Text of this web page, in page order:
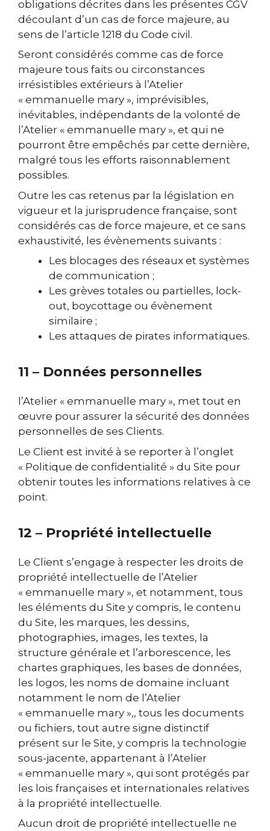
obligations décrites dans les présentes CGV
découlant d’un cas de force majeure, au
sens de l’article 1218 du Code civil.
Seront considérés comme cas de force
majeure tous faits ou circonstances
irrésistibles extérieurs à l’Atelier
« emmanuelle mary », imprévisibles,
inévitables, indépendants de la volonté de
l’Atelier « emmanuelle mary », et qui ne
pourront être empêchés par cette dernière,
malgré tous les efforts raisonnablement
possibles.
Outre les cas retenus par la législation en
vigueur et la jurisprudence française, sont
considérés cas de force majeure, et ce sans
exhaustivité, les évènements suivants :
Les blocages des réseaux et systèmes
de communication ;
Les grèves totales ou partielles, lock-
out, boycottage ou évènement
similaire ;
Les attaques de pirates informatiques.
11 – Données personnelles
l’Atelier « emmanuelle mary », met tout en
œuvre pour assurer la sécurité des données
personnelles de ses Clients.
Le Client est invité à se reporter à l’onglet
« Politique de confidentialité » du Site pour
obtenir toutes les informations relatives à ce
point.
12 – Propriété intellectuelle
Le Client s’engage à respecter les droits de
propriété intellectuelle de l’Atelier
« emmanuelle mary », et notamment, tous
les éléments du Site y compris, le contenu
du Site, les marques, les dessins,
photographies, images, les textes, la
structure générale et l’arborescence, les
chartes graphiques, les bases de données,
les logos, les noms de domaine incluant
notamment le nom de l’Atelier
« emmanuelle mary »,, tous les documents
ou fichiers, tout autre signe distinctif
présent sur le Site, y compris la technologie
sous-jacente, appartenant à l’Atelier
« emmanuelle mary », qui sont protégés par
les lois françaises et internationales relatives
à la propriété intellectuelle.
Aucun droit de propriété intellectuelle ne